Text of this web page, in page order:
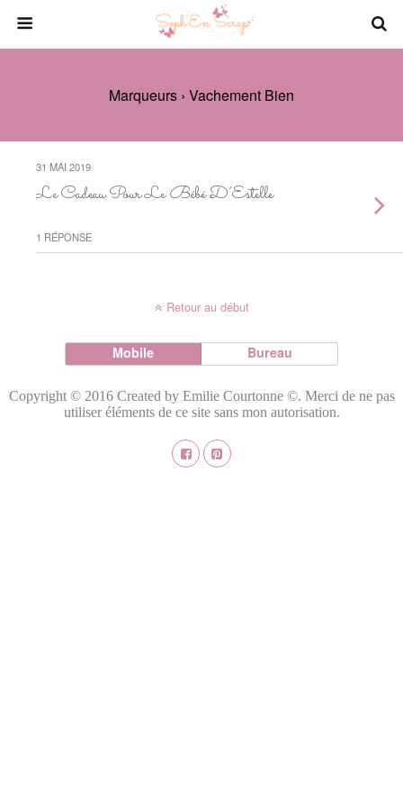
Marqueurs › Vachement Bien
31 MAI 2019
Le Cadeau Pour Le Bébé D’Estelle
1 RÉPONSE
Retour au début
Mobile Bureau
Copyright © 2016 Created by Emilie Courtonne ©. Merci de ne pas
utiliser éléments de ce site sans mon autorisation.